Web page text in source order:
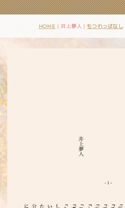
HOME | 井上夢人 |もつれっぱなし